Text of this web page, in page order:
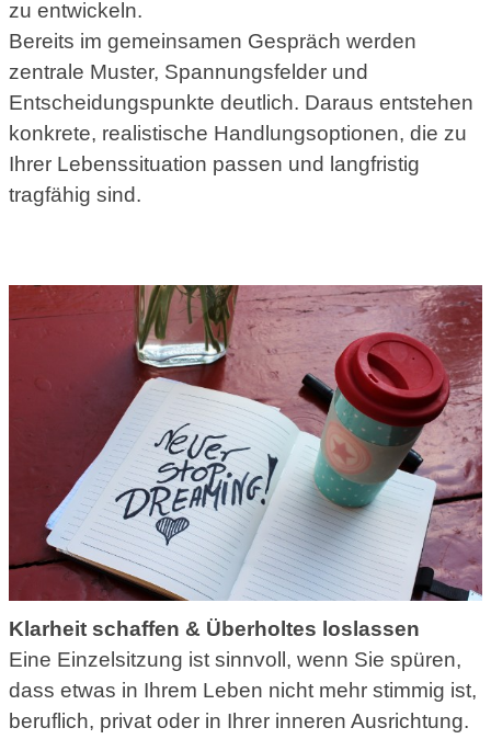
zu entwickeln.
Bereits im gemeinsamen Gespräch werden
zentrale Muster, Spannungsfelder und
Entscheidungspunkte deutlich. Daraus entstehen
konkrete, realistische Handlungsoptionen, die zu
Ihrer Lebenssituation passen und langfristig
tragfähig sind.
Klarheit schaffen & Überholtes loslassen
Eine Einzelsitzung ist sinnvoll, wenn Sie spüren,
dass etwas in Ihrem Leben nicht mehr stimmig ist,
beruflich, privat oder in Ihrer inneren Ausrichtung.